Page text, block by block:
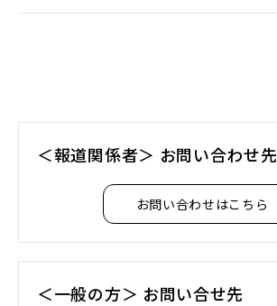
＜報道関係者＞ お問い合わせ先
お問い合わせはこちら
＜一般の方＞ お問い合せ先